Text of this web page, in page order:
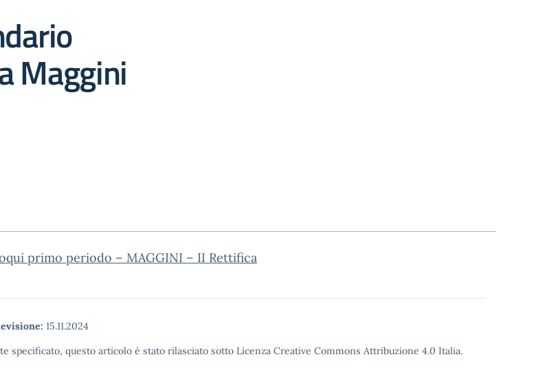
Maggini
primo periodo – MAGGINI – II Rettifica
15.11.2024
specificato, questo articolo è stato rilasciato sotto Licenza Creative Commons Attribuzione 4.0 Italia.